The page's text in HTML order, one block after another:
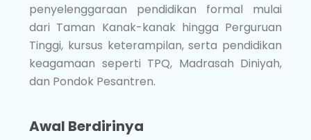
penyelenggaraan pendidikan formal mulai
dari Taman Kanak-kanak hingga Perguruan
Tinggi, kursus keterampilan, serta pendidikan
keagamaan seperti TPQ, Madrasah Diniyah,
dan Pondok Pesantren.
Awal Berdirinya